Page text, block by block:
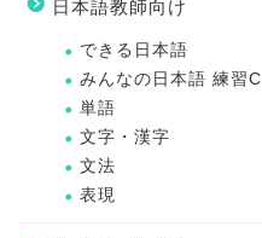
日本語教師向け
できる日本語
みんなの日本語 練習C
単語
文字・漢字
文法
表現